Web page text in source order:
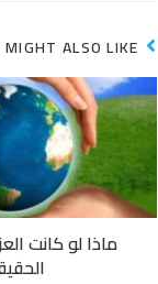
MIGHT ALSO LIKE
ماذا لو كانت